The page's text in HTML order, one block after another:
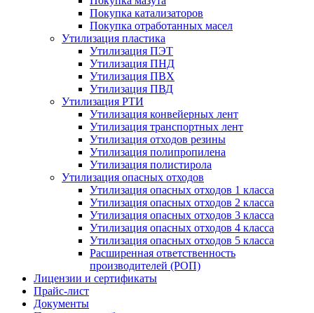
Покупка катализаторов
Покупка отработанных масел
Утилизация пластика
Утилизация ПЭТ
Утилизация ПНД
Утилизация ПВХ
Утилизация ПВД
Утилизация РТИ
Утилизация конвейерных лент
Утилизация транспортных лент
Утилизация отходов резины
Утилизация полипропилена
Утилизация полистирола
Утилизация опасных отходов
Утилизация опасных отходов 1 класса
Утилизация опасных отходов 2 класса
Утилизация опасных отходов 3 класса
Утилизация опасных отходов 4 класса
Утилизация опасных отходов 5 класса
Расширенная ответственность
производителей (РОП)
Лицензии и сертификаты
Прайс-лист
Документы